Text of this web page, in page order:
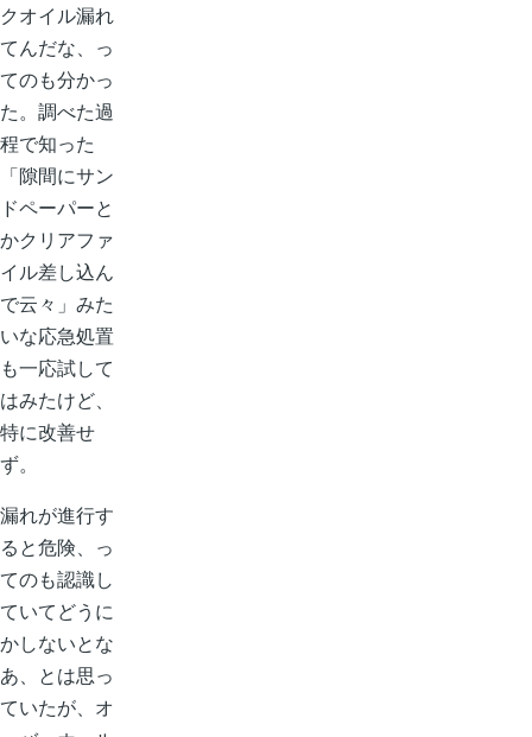
クオイル漏れ
てんだな、っ
てのも分かっ
た。調べた過
程で知った
「隙間にサン
ドペーパーと
かクリアファ
イル差し込ん
で云々」みた
いな応急処置
も一応試して
はみたけど、
特に改善せ
ず。
漏れが進行す
ると危険、っ
てのも認識し
ていてどうに
かしないとな
あ、とは思っ
ていたが、オ